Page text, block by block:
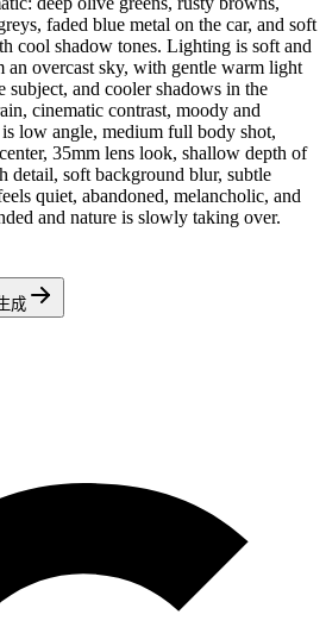
faded blue metal on the car, and soft
cool shadow tones. Lighting is soft and
overcast sky, with gentle warm light
subject, and cooler shadows in the
cinematic contrast, moody and
low angle, medium full body shot,
35mm lens look, shallow depth of
detail, soft background blur, subtle
quiet, abandoned, melancholic, and
and nature is slowly taking over.
成